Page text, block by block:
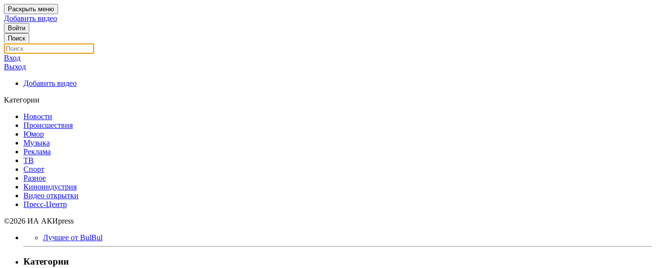
Раскрыть меню
Добавить видео
Войти
Поиск
Вход
Выход
Добавить видео
Категории
Новости
Происшествия
Юмор
Музыка
Реклама
ТВ
Спорт
Разное
Киноиндустрия
Видео открытки
Пресс-Центр
©2026 ИА АКИpress
Лучшее от BulBul
Категории